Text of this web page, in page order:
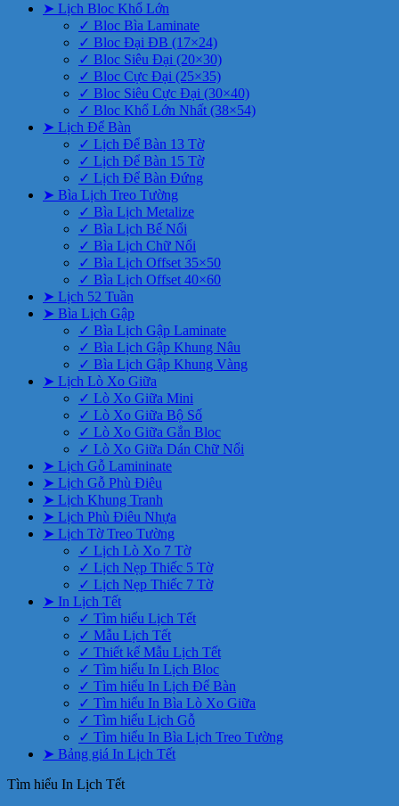
➤ Lịch Bloc Khổ Lớn
✓ Bloc Bìa Laminate
✓ Bloc Đại ĐB (17×24)
✓ Bloc Siêu Đại (20×30)
✓ Bloc Cực Đại (25×35)
✓ Bloc Siêu Cực Đại (30×40)
✓ Bloc Khổ Lớn Nhất (38×54)
➤ Lịch Để Bàn
✓ Lịch Để Bàn 13 Tờ
✓ Lịch Để Bàn 15 Tờ
✓ Lịch Để Bàn Đứng
➤ Bìa Lịch Treo Tường
✓ Bìa Lịch Metalize
✓ Bìa Lịch Bế Nổi
✓ Bìa Lịch Chữ Nổi
✓ Bìa Lịch Offset 35×50
✓ Bìa Lịch Offset 40×60
➤ Lịch 52 Tuần
➤ Bìa Lịch Gập
✓ Bìa Lịch Gập Laminate
✓ Bìa Lịch Gập Khung Nâu
✓ Bìa Lịch Gập Khung Vàng
➤ Lịch Lò Xo Giữa
✓ Lò Xo Giữa Mini
✓ Lò Xo Giữa Bộ Số
✓ Lò Xo Giữa Gắn Bloc
✓ Lò Xo Giữa Dán Chữ Nổi
➤ Lịch Gỗ Lamininate
➤ Lịch Gỗ Phù Điêu
➤ Lịch Khung Tranh
➤ Lịch Phù Điêu Nhựa
➤ Lịch Tờ Treo Tường
✓ Lịch Lò Xo 7 Tờ
✓ Lịch Nẹp Thiếc 5 Tờ
✓ Lịch Nẹp Thiếc 7 Tờ
➤ In Lịch Tết
✓ Tìm hiểu Lịch Tết
✓ Mẫu Lịch Tết
✓ Thiết kế Mẫu Lịch Tết
✓ Tìm hiểu In Lịch Bloc
✓ Tìm hiểu In Lịch Để Bàn
✓ Tìm hiểu In Bìa Lò Xo Giữa
✓ Tìm hiểu Lịch Gỗ
✓ Tìm hiểu In Bìa Lịch Treo Tường
➤ Bảng giá In Lịch Tết
Tìm hiểu In Lịch Tết